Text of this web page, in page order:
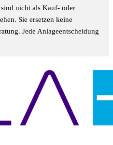
nicht als Kauf- oder
Sie ersetzen keine
Jede Anlageentscheidung